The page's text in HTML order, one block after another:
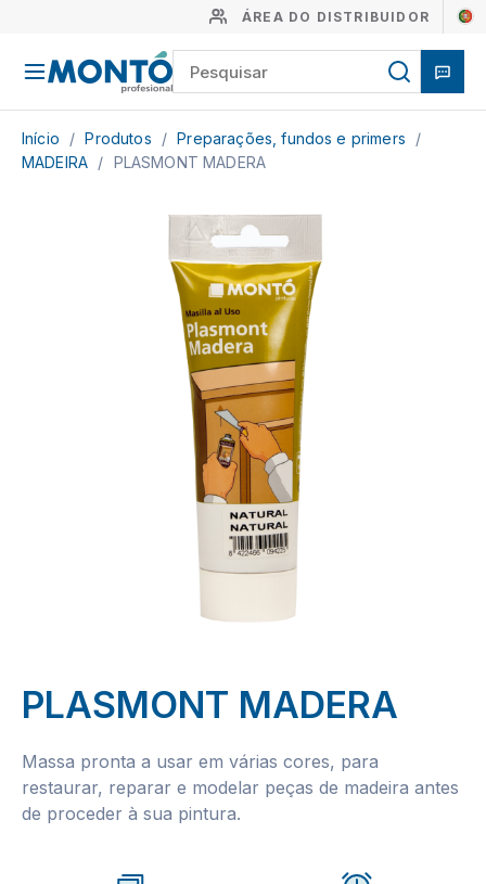
ÁREA DO DISTRIBUIDOR
Início / Produtos / Preparações, fundos e primers
/
MADEIRA / PLASMONT MADERA
PLASMONT MADERA
Massa pronta a usar em várias cores, para
restaurar, reparar e modelar peças de madeira antes
de proceder à sua pintura.